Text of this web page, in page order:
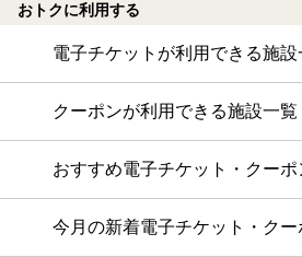
おトクに利用する
電子チケットが利用できる施設
クーポンが利用できる施設一覧
おすすめ電子チケット・クーポ
今月の新着電子チケット・クー